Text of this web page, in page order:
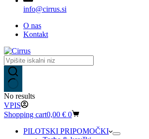
info@cirrus.si
O nas
Kontakt
No results
VPIS
Shopping cart0,00 € 0
PILOTSKI PRIPOMOČKI